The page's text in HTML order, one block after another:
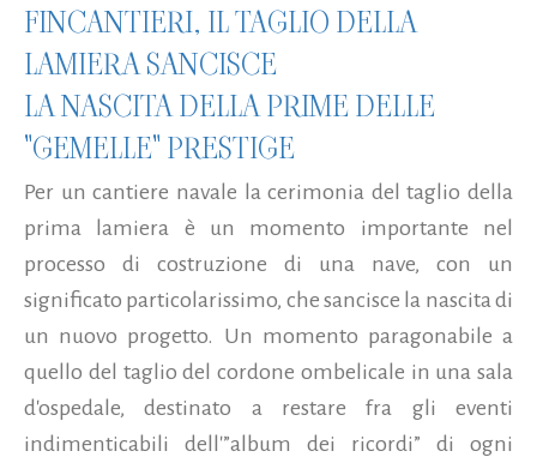
FINCANTIERI, IL TAGLIO DELLA
LAMIERA SANCISCE
LA NASCITA DELLA PRIME DELLE
"GEMELLE" PRESTIGE
Per un cantiere navale la cerimonia del taglio della
prima lamiera è un momento importante nel
processo di costruzione di una nave, con un
significato particolarissimo, che sancisce la nascita di
un nuovo progetto. Un momento paragonabile a
quello del taglio del cordone ombelicale in una sala
d'ospedale, destinato a restare fra gli eventi
indimenticabili dell'”album dei ricordi” di ogni